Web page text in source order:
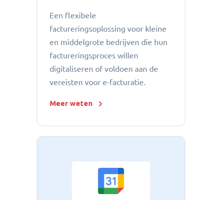
Een flexibele
factureringsoplossing voor kleine
en middelgrote bedrijven die hun
factureringsproces willen
digitaliseren of voldoen aan de
vereisten voor e-facturatie.
Meer weten